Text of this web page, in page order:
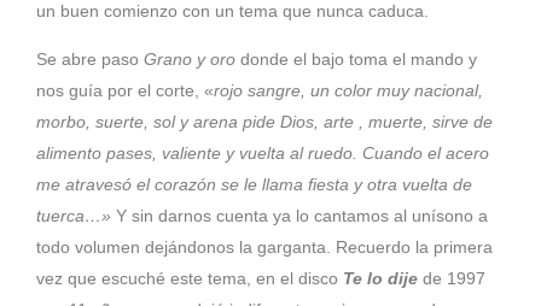
un buen comienzo con un tema que nunca caduca.
Se abre paso Grano y oro donde el bajo toma el mando y
nos guía por el corte, «rojo sangre, un color muy nacional,
morbo, suerte, sol y arena pide Dios, arte , muerte, sirve de
alimento pases, valiente y vuelta al ruedo. Cuando el acero
me atravesó el corazón se le llama fiesta y otra vuelta de
tuerca…» Y sin darnos cuenta ya lo cantamos al unísono a
todo volumen dejándonos la garganta. Recuerdo la primera
vez que escuché este tema, en el disco Te lo dije de 1997